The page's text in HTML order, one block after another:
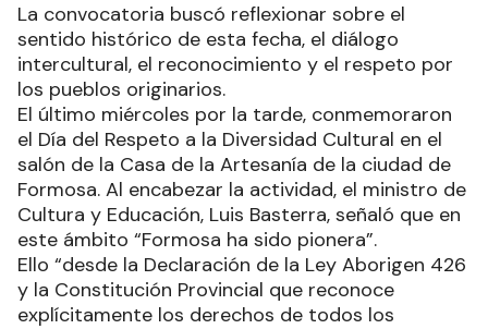
La convocatoria buscó reflexionar sobre el
sentido histórico de esta fecha, el diálogo
intercultural, el reconocimiento y el respeto por
los pueblos originarios.
El último miércoles por la tarde, conmemoraron
el Día del Respeto a la Diversidad Cultural en el
salón de la Casa de la Artesanía de la ciudad de
Formosa. Al encabezar la actividad, el ministro de
Cultura y Educación, Luis Basterra, señaló que en
este ámbito “Formosa ha sido pionera”.
Ello “desde la Declaración de la Ley Aborigen 426
y la Constitución Provincial que reconoce
explícitamente los derechos de todos los